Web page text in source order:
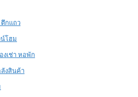
กแถว
โฮม
งเช่า หอพัก
ลังสินค้า